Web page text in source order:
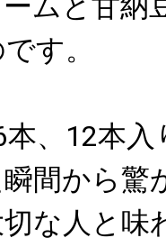
す。
、12本
間から驚
な人と味